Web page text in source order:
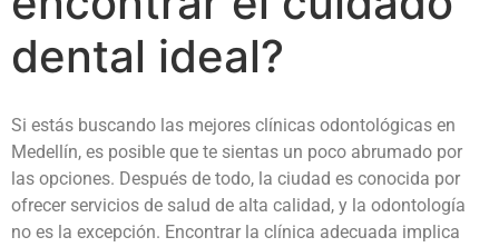
dental ideal?
Si estás buscando las mejores clínicas odontológicas en
Medellín, es posible que te sientas un poco abrumado por
las opciones. Después de todo, la ciudad es conocida por
ofrecer servicios de salud de alta calidad, y la odontología
no es la excepción. Encontrar la clínica adecuada implica